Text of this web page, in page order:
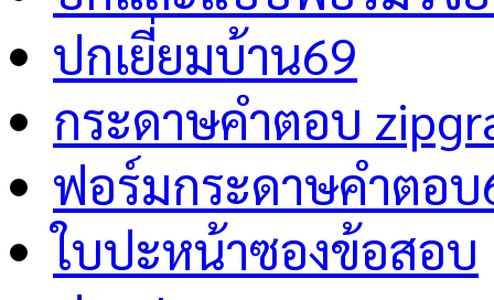
ปกเยี่ยมบ้าน69
กระดาษคำตอบ
ฟอร์มกระดาษคำตอบ
ใบปะหน้าซองข้อสอบ